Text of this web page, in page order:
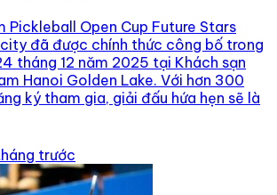
Pickleball Open Cup Future Stars
đã được chính thức công bố trong
tháng 12 năm 2025 tại Khách sạn
Hanoi Golden Lake. Với hơn 300
ký tham gia, giải đấu hứa hẹn sẽ là
trước